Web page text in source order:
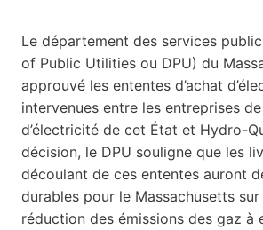
Le département des services
of Public Utilities ou DPU) du
approuvé les ententes d’achat
intervenues entre les entreprises
d’électricité de cet État et Hydro-
décision, le DPU souligne que les
découlant de ces ententes auront
durables pour le Massachusetts
réduction des émissions des gaz à